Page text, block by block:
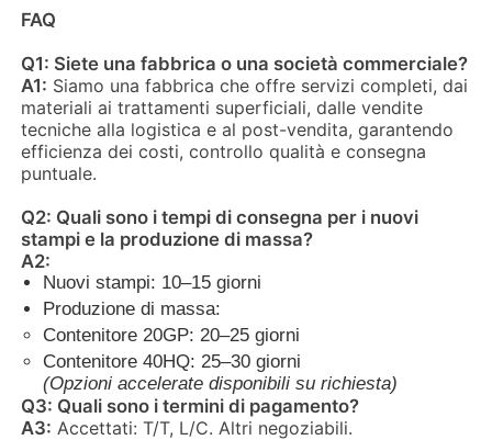
Visita alla fabbrica
Controllo di qualità
Notizie
Richiedi un preventivo
Profili di alluminio di estrusione
Dettagli
dell'imballaggio
2. Carta kraft
3. Schiuma EPE per pezzo +
film termoretraibile
Porte/finestre, edilizia,
precisione CNC, sistemi solari
FAQ
Q1: Siete una fabbrica o una società commerciale?
A1: Siamo una fabbrica che offre servizi completi, dai
materiali ai trattamenti superficiali, dalle vendite
tecniche alla logistica e al post-vendita, garantendo
efficienza dei costi, controllo qualità e consegna
puntuale.
Q2: Quali sono i tempi di consegna per i nuovi
stampi e la produzione di massa?
A2:
Nuovi stampi: 10–15 giorni
Produzione di massa:
Contenitore 20GP: 20–25 giorni
Contenitore 40HQ: 25–30 giorni
(Opzioni accelerate disponibili su richiesta)
Q3: Quali sono i termini di pagamento?
A3: Accettati: T/T, L/C. Altri negoziabili.